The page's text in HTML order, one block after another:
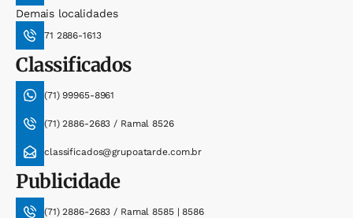
Demais localidades
71 2886-1613
Classificados
(71) 99965-8961
(71) 2886-2683 / Ramal 8526
classificados@grupoatarde.com.br
Publicidade
(71) 2886-2683 / Ramal 8585 | 8586